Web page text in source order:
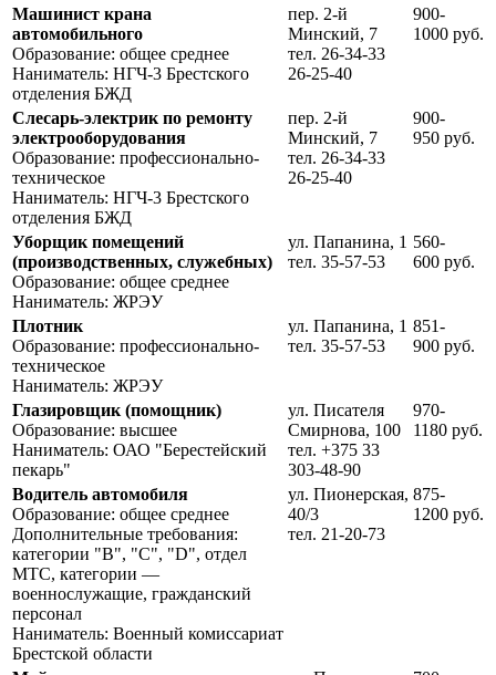
Машинист крана
автомобильного
Образование: общее среднее
Наниматель: НГЧ-3 Брестского
отделения БЖД
пер. 2-й
Минский, 7
тел. 26-34-33
26-25-40
900-
1000 руб.
Слесарь-электрик по ремонту
электрооборудования
Образование: профессионально-
техническое
Наниматель: НГЧ-3 Брестского
отделения БЖД
пер. 2-й
Минский, 7
тел. 26-34-33
26-25-40
900-
950 руб.
Уборщик помещений
(производственных, служебных)
Образование: общее среднее
Наниматель: ЖРЭУ
ул. Папанина, 1
тел. 35-57-53
560-
600 руб.
Плотник
Образование: профессионально-
техническое
Наниматель: ЖРЭУ
ул. Папанина, 1
тел. 35-57-53
851-
900 руб.
Глазировщик (помощник)
Образование: высшее
Наниматель: ОАО "Берестейский
пекарь"
ул. Писателя
Смирнова, 100
тел. +375 33
303-48-90
970-
1180 руб.
Водитель автомобиля
Образование: общее среднее
Дополнительные требования:
категории "В", "С", "D", отдел
МТС, категории —
военнослужащие, гражданский
персонал
Наниматель: Военный комиссариат
Брестской области
ул. Пионерская,
40/3
тел. 21-20-73
875-
1200 руб.